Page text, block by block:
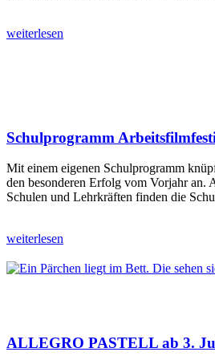
weiterlesen
Schulprogramm
Mit einem eigenen Schulprogramm
den besonderen Erfolg vom Vorjahr an.
Schulen und Lehrkräften finden die
weiterlesen
ALLEGRO PASTELL ab 3.